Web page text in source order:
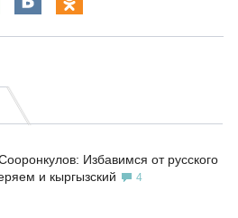
Избавимся от русского
и кыргызский
4